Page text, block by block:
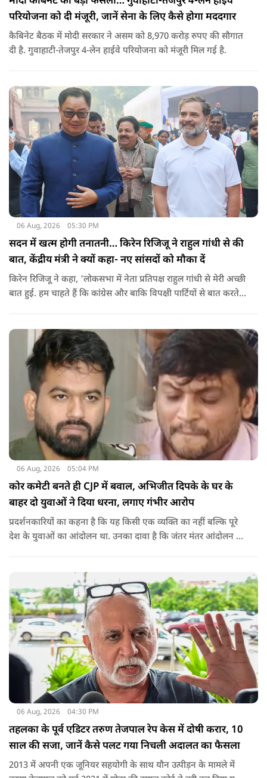
परियोजना को दी मंजूरी, जानें सेना के लिए कैसे होगा मददगार
कैबिनेट बैठक में मोदी सरकार ने असम को 8,970 करोड़ रुपए की सौगात
दी है. गुवाहाटी-तेजपुर 4-लेन हाईवे परियोजना को मंजूरी मिल गई है.
06 Aug, 2026 05:30 PM
सदन में खत्म होगी तनातनी… किरेन रिजिजू ने राहुल गांधी से की
बात, केंद्रीय मंत्री ने क्यों कहा- नए सांसदों को मौका दें
किरेन रिजिजू ने कहा, 'लोकसभा में नेता प्रतिपक्ष राहुल गांधी से मेरी अच्छी
बात हुई. हम चाहते हैं कि कांग्रेस और बाकि विपक्षी पार्टियों से बात करते
06 Aug, 2026 05:04 PM
कोर कमेटी बनते ही CJP में बवाल, अभिजीत दिपके के घर के
बाहर दो युवाओं ने दिया धरना, लगाए गंभीर आरोप
प्रदर्शनकारियों का कहना है कि यह किसी एक व्यक्ति का नहीं बल्कि पूरे
देश के युवाओं का आंदोलन था. उनका दावा है कि जंतर मंतर आंदोलन से
06 Aug, 2026 04:30 PM
तहलका के पूर्व एडिटर तरुण तेजपाल रेप केस में दोषी करार, 10
साल की सजा, जानें कैसे पलट गया निचली अदालत का फैसला
2013 में अपनी एक जूनियर सहयोगी के साथ यौन उत्पीड़न के मामले में